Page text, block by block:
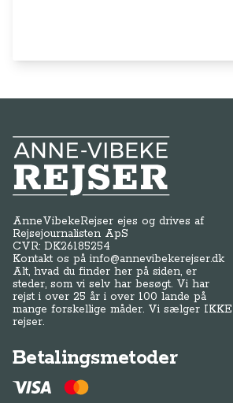
Anne-Vibeke Rejser
AnneVibekeRejser ejes og drives af
Rejsejournalisten ApS
CVR: DK26185254
Kontakt os påinfo@annevibekerejser.dk
Alt, hvad du finder her på siden, er
steder, som vi selv har besøgt. Vi har
rejst i over 25 år i over 100 lande på
mange forskellige måder. Vi sælger IKKE
rejser.
Betalingsmetoder